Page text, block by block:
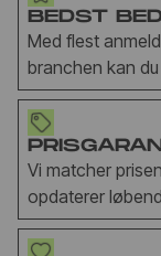
BEDST
Med flest
branchen kan
Vi matcher
opdaterer